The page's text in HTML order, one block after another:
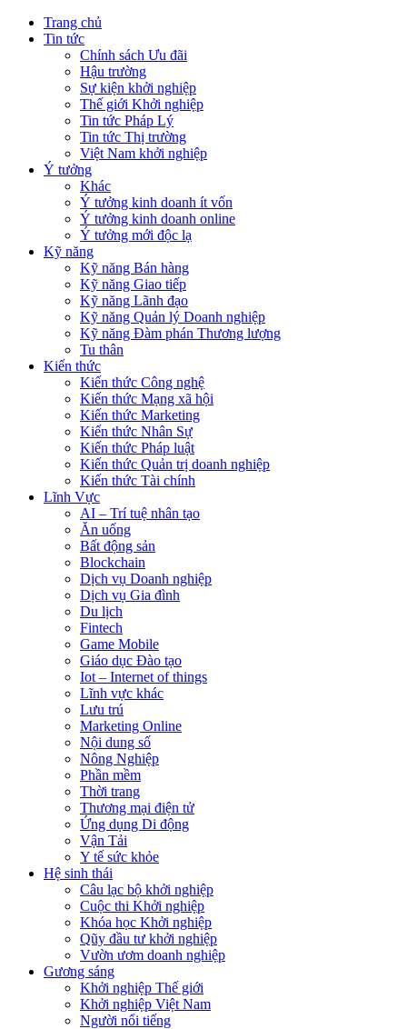
Trang chủ
Tin tức
Chính sách Ưu đãi
Hậu trường
Sự kiện khởi nghiệp
Thế giới Khởi nghiệp
Tin tức Pháp Lý
Tin tức Thị trường
Việt Nam khởi nghiệp
Ý tưởng
Khác
Ý tưởng kinh doanh ít vốn
Ý tưởng kinh doanh online
Ý tưởng mới độc lạ
Kỹ năng
Kỹ năng Bán hàng
Kỹ năng Giao tiếp
Kỹ năng Lãnh đạo
Kỹ năng Quản lý Doanh nghiệp
Kỹ năng Đàm phán Thương lượng
Tu thân
Kiến thức
Kiến thức Công nghệ
Kiến thức Mạng xã hội
Kiến thức Marketing
Kiến thức Nhân Sự
Kiến thức Pháp luật
Kiến thức Quản trị doanh nghiệp
Kiến thức Tài chính
Lĩnh Vực
AI – Trí tuệ nhân tạo
Ăn uống
Bất động sản
Blockchain
Dịch vụ Doanh nghiệp
Dịch vụ Gia đình
Du lịch
Fintech
Game Mobile
Giáo dục Đào tạo
Iot – Internet of things
Lĩnh vực khác
Lưu trú
Marketing Online
Nội dung số
Nông Nghiệp
Phần mềm
Thời trang
Thương mại điện tử
Ứng dụng Di động
Vận Tải
Y tế sức khỏe
Hệ sinh thái
Câu lạc bộ khởi nghiệp
Cuộc thi Khởi nghiệp
Khóa học Khởi nghiệp
Qũy đầu tư khởi nghiệp
Vườn ươm doanh nghiệp
Gương sáng
Khởi nghiệp Thế giới
Khởi nghiệp Việt Nam
Người nổi tiếng